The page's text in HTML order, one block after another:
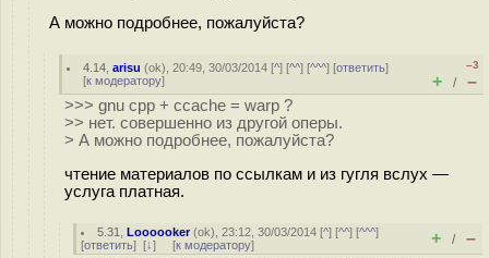
А можно подробнее, пожалуйста?
4.14 ,arisu (ok), 20:49, 30/03/2014 [^] [^^] [^^^] [ответить]
[к модератору]
–3
+ / –
>>> gnu cpp + ccache = warp ?
>> нет. совершенно из другой оперы.
> А можно подробнее, пожалуйста?
чтение материалов по ссылкам и из гугля вслух —
услуга платная.
5.31 ,Loooooker(ok), 23:12, 30/03/2014 [^] [^^] [^^^]
[ответить] [↓] [к модератору] + / –